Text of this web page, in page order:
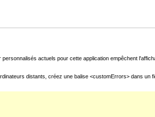
actuels pour cette application empêchent
distants, créez une balise <customErrors> dans